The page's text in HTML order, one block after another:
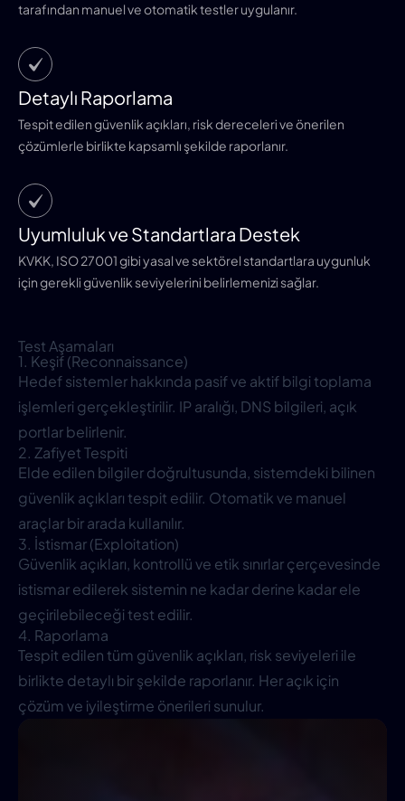
tarafından manuel ve otomatik testler uygulanır.
Detaylı Raporlama
Tespit edilen güvenlik açıkları, risk dereceleri ve önerilen
çözümlerle birlikte kapsamlı şekilde raporlanır.
Uyumluluk ve Standartlara Destek
KVKK, ISO 27001 gibi yasal ve sektörel standartlara uygunluk
için gerekli güvenlik seviyelerini belirlemenizi sağlar.
Test Aşamaları
1. Keşif (Reconnaissance)
Hedef sistemler hakkında pasif ve aktif bilgi toplama
işlemleri gerçekleştirilir. IP aralığı, DNS bilgileri, açık
portlar belirlenir.
2. Zafiyet Tespiti
Elde edilen bilgiler doğrultusunda, sistemdeki bilinen
güvenlik açıkları tespit edilir. Otomatik ve manuel
araçlar bir arada kullanılır.
3. İstismar (Exploitation)
Güvenlik açıkları, kontrollü ve etik sınırlar çerçevesinde
istismar edilerek sistemin ne kadar derine kadar ele
geçirilebileceği test edilir.
4. Raporlama
Tespit edilen tüm güvenlik açıkları, risk seviyeleri ile
birlikte detaylı bir şekilde raporlanır. Her açık için
çözüm ve iyileştirme önerileri sunulur.